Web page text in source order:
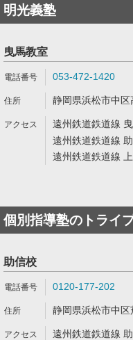
明光義塾
曳馬教室
053-472-1420
静岡県浜松市中
遠州鉄道鉄道線
遠州鉄道鉄道線
遠州鉄道鉄道線
個別指導塾のトライ
助信校
0120-177-202
静岡県浜松市中
遠州鉄道鉄道線